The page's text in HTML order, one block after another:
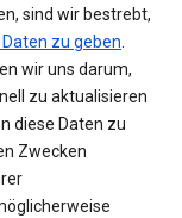
sind wir bestrebt,
zu geben.
wir uns darum,
zu aktualisieren
diese Daten zu
Zwecken